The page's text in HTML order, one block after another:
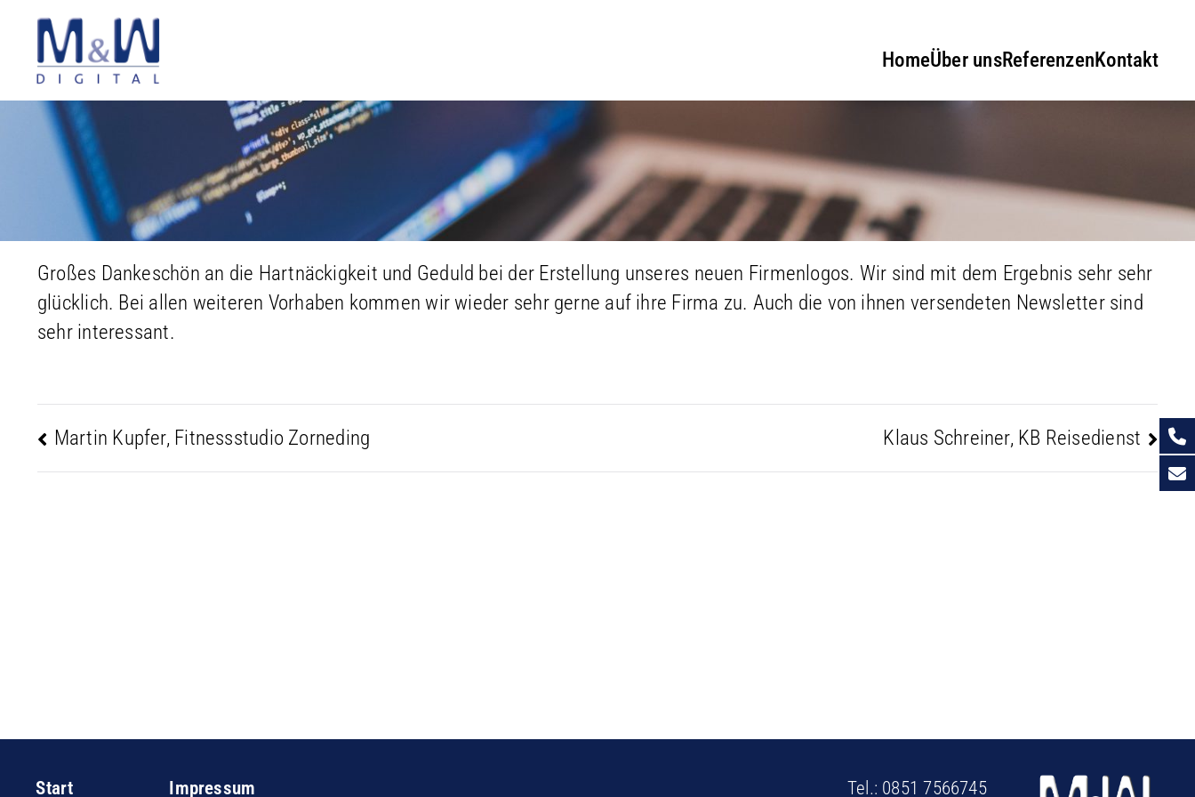
Inhalt
springen
HomeÜber unsReferenzenKontakt
Großes Dankeschön an die Hartnäckigkeit und Geduld bei der Erstellung unseres neuen Firmenlogos. Wir sind mit dem Ergebnis sehr sehr
glücklich. Bei allen weiteren Vorhaben kommen wir wieder sehr gerne auf ihre Firma zu. Auch die von ihnen versendeten Newsletter sind
sehr interessant.
Beitragsnavigation
Martin Kupfer, Fitnessstudio Zorneding Klaus Schreiner, KB Reisedienst
Start Impressum Tel.: 0851 7566745